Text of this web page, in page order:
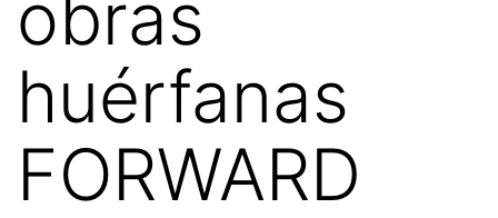
obras
huérfanas
FORWARD